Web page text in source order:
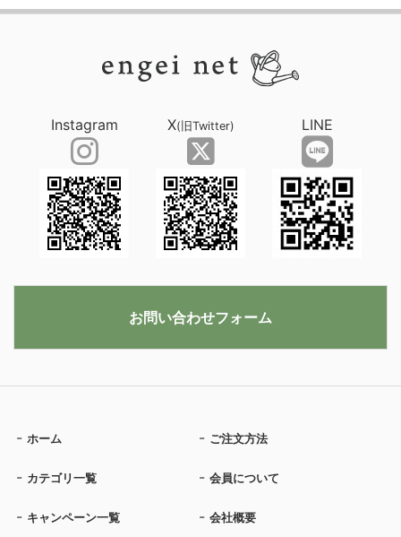
ホーム ご注文方法
カテゴリ一覧 会員について
キャンペーン一覧 会社概要
Instagram X(旧Twitter) LINE
お問い合わせフォーム